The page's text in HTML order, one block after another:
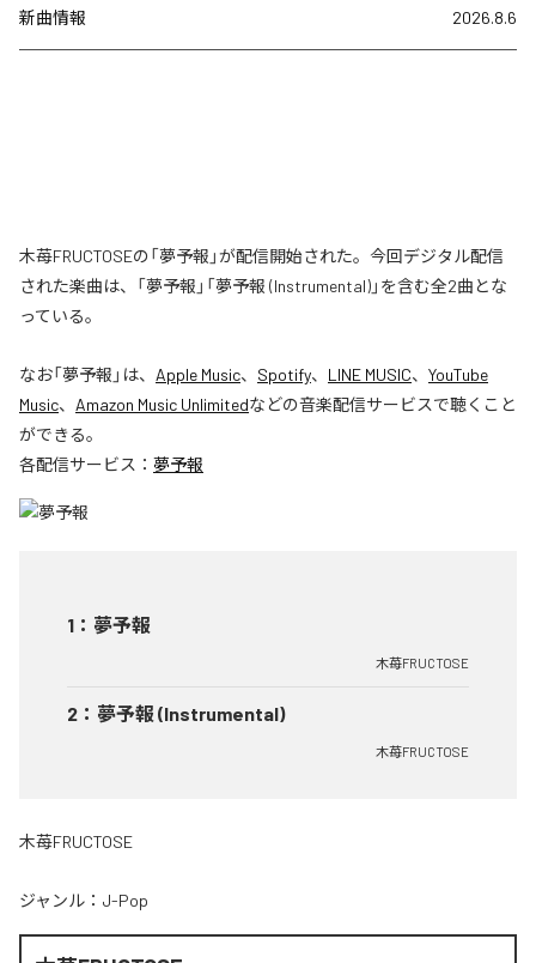
新曲情報 2026.8.6
木苺FRUCTOSEの「夢予報」が配信開始された。今回デジタル配信
された楽曲は、「夢予報」「夢予報 (Instrumental)」を含む全2曲とな
っている。
なお「夢予報 」は、 Apple Music、 Spotify、 LINE MUSIC、 YouTube
Music、 Amazon Music Unlimitedなどの音楽配信サービスで聴くこと
ができる。
各配信サービス： 夢予報
1 ： 夢予報
木苺FRUCTOSE
2 ： 夢予報 (Instrumental)
木苺FRUCTOSE
木苺FRUCTOSE
ジャンル： J-Pop